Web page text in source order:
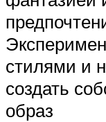
стилями и
создать
образ